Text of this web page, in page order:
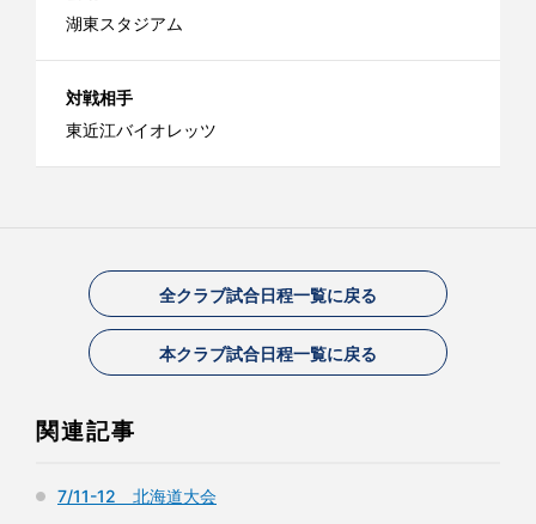
湖東スタジアム
対戦相手
東近江バイオレッツ
全クラブ試合日程一覧に戻る
本クラブ試合日程一覧に戻る
関連記事
7/11-12 北海道大会